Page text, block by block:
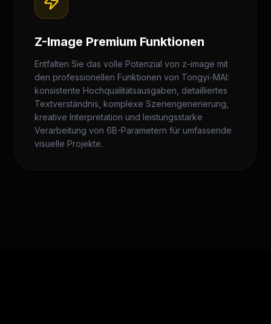
Z-Image Premium Funktionen
Entfalten Sie das volle Potenzial von z-image mit
den professionellen Funktionen von Tongyi-MAI:
konsistente Hochqualitätsausgaben, detailliertes
Textverständnis, komplexe Szenengenerierung,
kreative Interpretation und leistungsstarke
Verarbeitung von 6B-Parametern für umfassende
visuelle Projekte.